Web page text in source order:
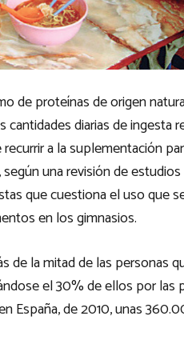
de proteínas de origen
cantidades diarias de ingesta
a la suplementación
una revisión de
que cuestiona el uso que
en los gimnasios.
de la mitad de las personas
el 30% de ellos por las
España, de 2010, unas